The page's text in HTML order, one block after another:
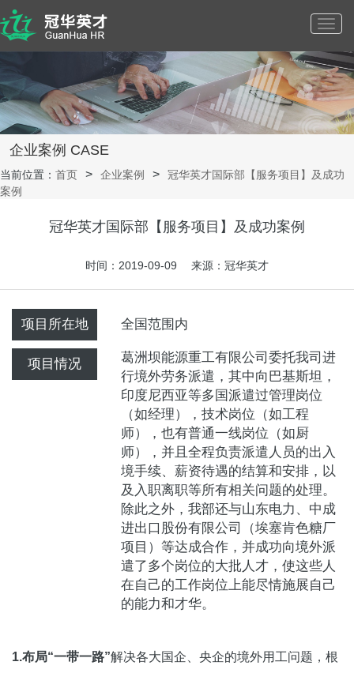
企业案例 CASE
当前位置： 首页 企业案例
冠华英才国际部【服务项目】及成功
案例
冠华英才国际部【服务项目】及成功案例
时间：2019-09-09 来源：冠华英才
项目所在地 全国范围内
项目情况
葛洲坝能源重工有限公司委托我司进
行境外劳务派遣，其中向巴基斯坦，
印度尼西亚等多国派遣过管理岗位
（如经理），技术岗位（如工程
师），也有普通一线岗位（如厨
师），并且全程负责派遣人员的出入
境手续、薪资待遇的结算和安排，以
及入职离职等所有相关问题的处理。
除此之外，我部还与山东电力、中成
进出口股份有限公司（埃塞肯色糖厂
项目）等达成合作，并成功向境外派
遣了多个岗位的大批人才，使这些人
在自己的工作岗位上能尽情施展自己
的能力和才华。
1.布局“一带一路”解决各大国企、央企的境外用工问题，根